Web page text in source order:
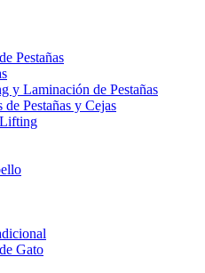
Pestañas
y Laminación de Pestañas
Pestañas y Cejas
Gato